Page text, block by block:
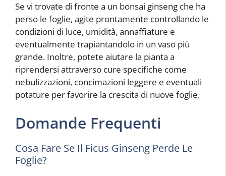
Se vi trovate di fronte a un bonsai ginseng che ha
perso le foglie, agite prontamente controllando le
condizioni di luce, umidità, annaffiature e
eventualmente trapiantandolo in un vaso più
grande. Inoltre, potete aiutare la pianta a
riprendersi attraverso cure specifiche come
nebulizzazioni, concimazioni leggere e eventuali
potature per favorire la crescita di nuove foglie.
Domande Frequenti
Cosa Fare Se Il Ficus Ginseng Perde Le
Foglie?